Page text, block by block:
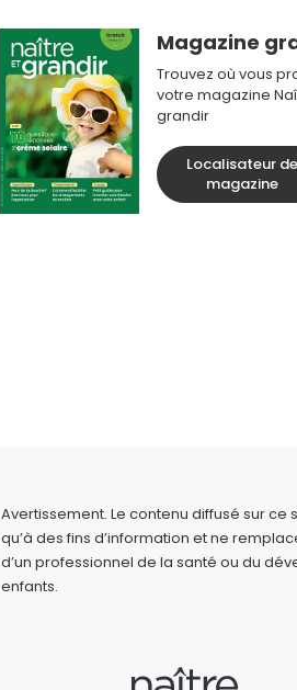
Magazine
Trouvez où vous
votre magazine
grandir
Localisateur de
magazine
Avertissement. Le contenu diffusé sur ce
qu’à des fins d’information et ne
d’un professionnel de la santé ou du
enfants.